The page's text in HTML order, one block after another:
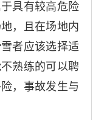
具有较高危险
，且在场地内
者应该选择适
熟练的可以聘
，事故发生与